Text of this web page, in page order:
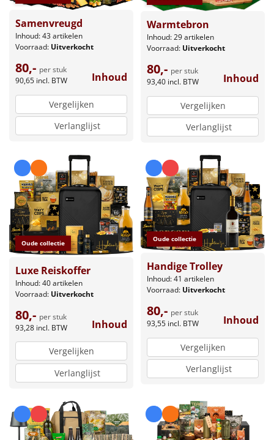
Samenvreugd
Inhoud: 43 artikelen
Voorraad: Uitverkocht
80,- per stuk
90,65 incl. BTW Inhoud
Vergelijken
Verlanglijst
Warmtebron
Inhoud: 29 artikelen
Voorraad: Uitverkocht
80,- per stuk
93,40 incl. BTW Inhoud
Vergelijken
Verlanglijst
Oude collectie
Luxe Reiskoffer
Inhoud: 40 artikelen
Voorraad: Uitverkocht
80,- per stuk
93,28 incl. BTW Inhoud
Vergelijken
Verlanglijst
Oude collectie
Handige Trolley
Inhoud: 41 artikelen
Voorraad: Uitverkocht
80,- per stuk
93,55 incl. BTW Inhoud
Vergelijken
Verlanglijst